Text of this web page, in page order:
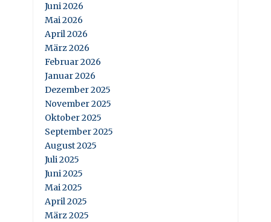
Juni 2026
Mai 2026
April 2026
März 2026
Februar 2026
Januar 2026
Dezember 2025
November 2025
Oktober 2025
September 2025
August 2025
Juli 2025
Juni 2025
Mai 2025
April 2025
März 2025